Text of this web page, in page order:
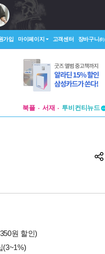
가입 마이페이지 고객센터 장바구니(0)
북플 서재
투비컨티뉴드
원 할인)
(3~1%)